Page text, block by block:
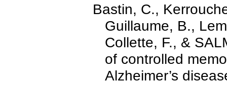
Bastin, C.,
Guillaume, B.,
Collette, F., &
of controlled
Alzheimer’s